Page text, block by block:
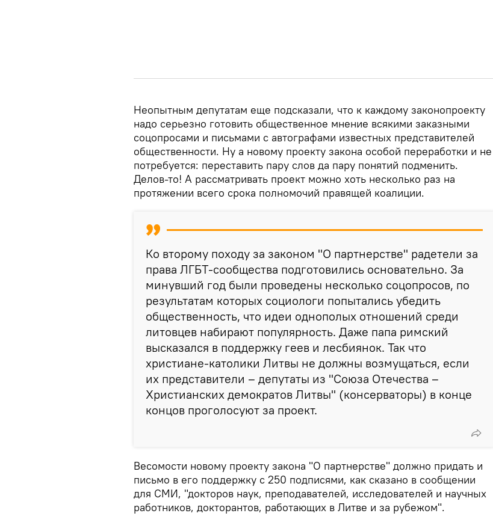
Неопытным депутатам еще подсказали, что к каждому законопроекту
надо серьезно готовить общественное мнение всякими заказными
соцопросами и письмами с автографами известных представителей
общественности. Ну а новому проекту закона особой переработки и не
потребуется: переставить пару слов да пару понятий подменить.
Делов-то! А рассматривать проект можно хоть несколько раз на
протяжении всего срока полномочий правящей коалиции.
Ко второму походу за законом "О партнерстве" радетели за
права ЛГБТ-сообщества подготовились основательно. За
минувший год были проведены несколько соцопросов, по
результатам которых социологи попытались убедить
общественность, что идеи однополых отношений среди
литовцев набирают популярность. Даже папа римский
высказался в поддержку геев и лесбиянок. Так что
христиане-католики Литвы не должны возмущаться, если
их представители – депутаты из "Союза Отечества –
Христианских демократов Литвы" (консерваторы) в конце
концов проголосуют за проект.
Весомости новому проекту закона "О партнерстве" должно придать и
письмо в его поддержку с 250 подписями, как сказано в сообщении
для СМИ, "докторов наук, преподавателей, исследователей и научных
работников, докторантов, работающих в Литве и за рубежом".